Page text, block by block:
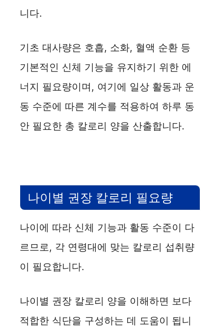
니다.
기초 대사량은 호흡, 소화, 혈액 순환 등
기본적인 신체 기능을 유지하기 위한 에
너지 필요량이며, 여기에 일상 활동과 운
동 수준에 따른 계수를 적용하여 하루 동
안 필요한 총 칼로리 양을 산출합니다.
나이별 권장 칼로리 필요량
나이에 따라 신체 기능과 활동 수준이 다
르므로, 각 연령대에 맞는 칼로리 섭취량
이 필요합니다.
나이별 권장 칼로리 양을 이해하면 보다
적합한 식단을 구성하는 데 도움이 됩니